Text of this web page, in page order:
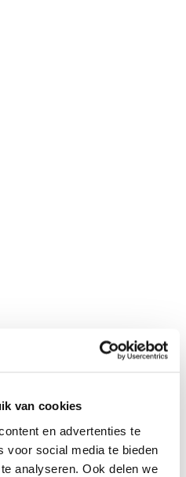
van cookies
en advertenties te
voor social media te bieden
analyseren. Ook delen we